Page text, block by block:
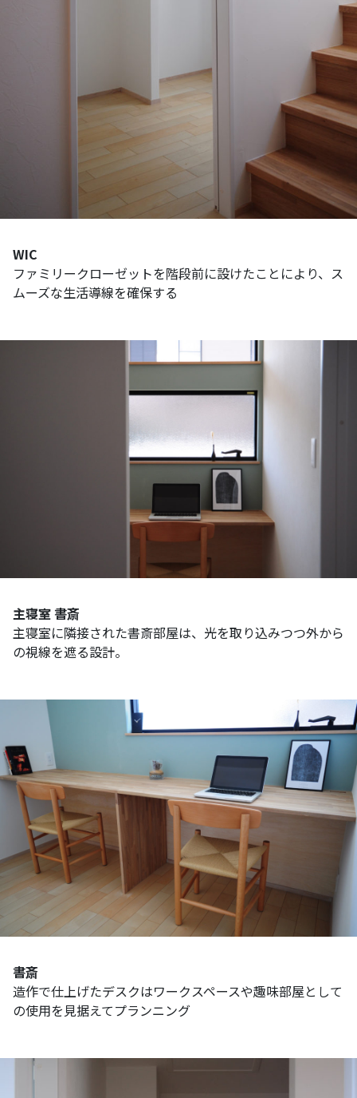
WIC
ファミリークローゼットを階段前に設けたことにより、ス
ムーズな生活導線を確保する
主寝室 書斎
主寝室に隣接された書斎部屋は、光を取り込みつつ外から
の視線を遮る設計。
書斎
造作で仕上げたデスクはワークスペースや趣味部屋として
の使用を見据えてプランニング